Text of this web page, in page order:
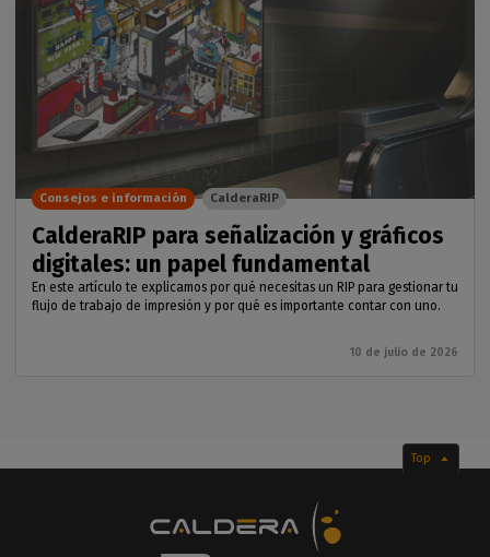
CalderaRIP para señalización y gráficos
digitales: un papel fundamental
En este artículo te explicamos por qué necesitas un RIP para gestionar tu
flujo de trabajo de impresión y por qué es importante contar con uno.
10 de julio de 2026
Consejos e información CalderaRIP
Top